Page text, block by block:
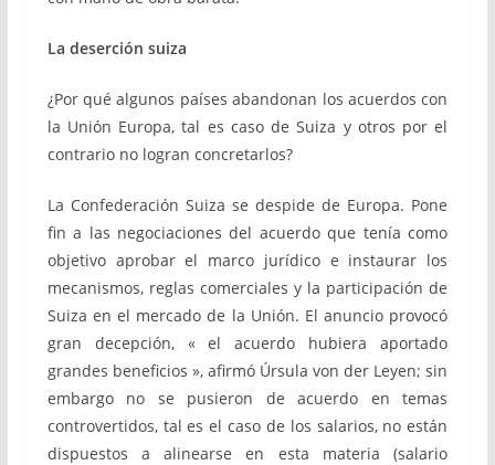
La deserción suiza
¿Por qué algunos países abandonan los acuerdos con
la Unión Europa, tal es caso de Suiza y otros por el
contrario no logran concretarlos?
La Confederación Suiza se despide de Europa. Pone
fin a las negociaciones del acuerdo que tenía como
objetivo aprobar el marco jurídico e instaurar los
mecanismos, reglas comerciales y la participación de
Suiza en el mercado de la Unión. El anuncio provocó
gran decepción, « el acuerdo hubiera aportado
grandes beneficios », afirmó Úrsula von der Leyen; sin
embargo no se pusieron de acuerdo en temas
controvertidos, tal es el caso de los salarios, no están
dispuestos a alinearse en esta materia (salario